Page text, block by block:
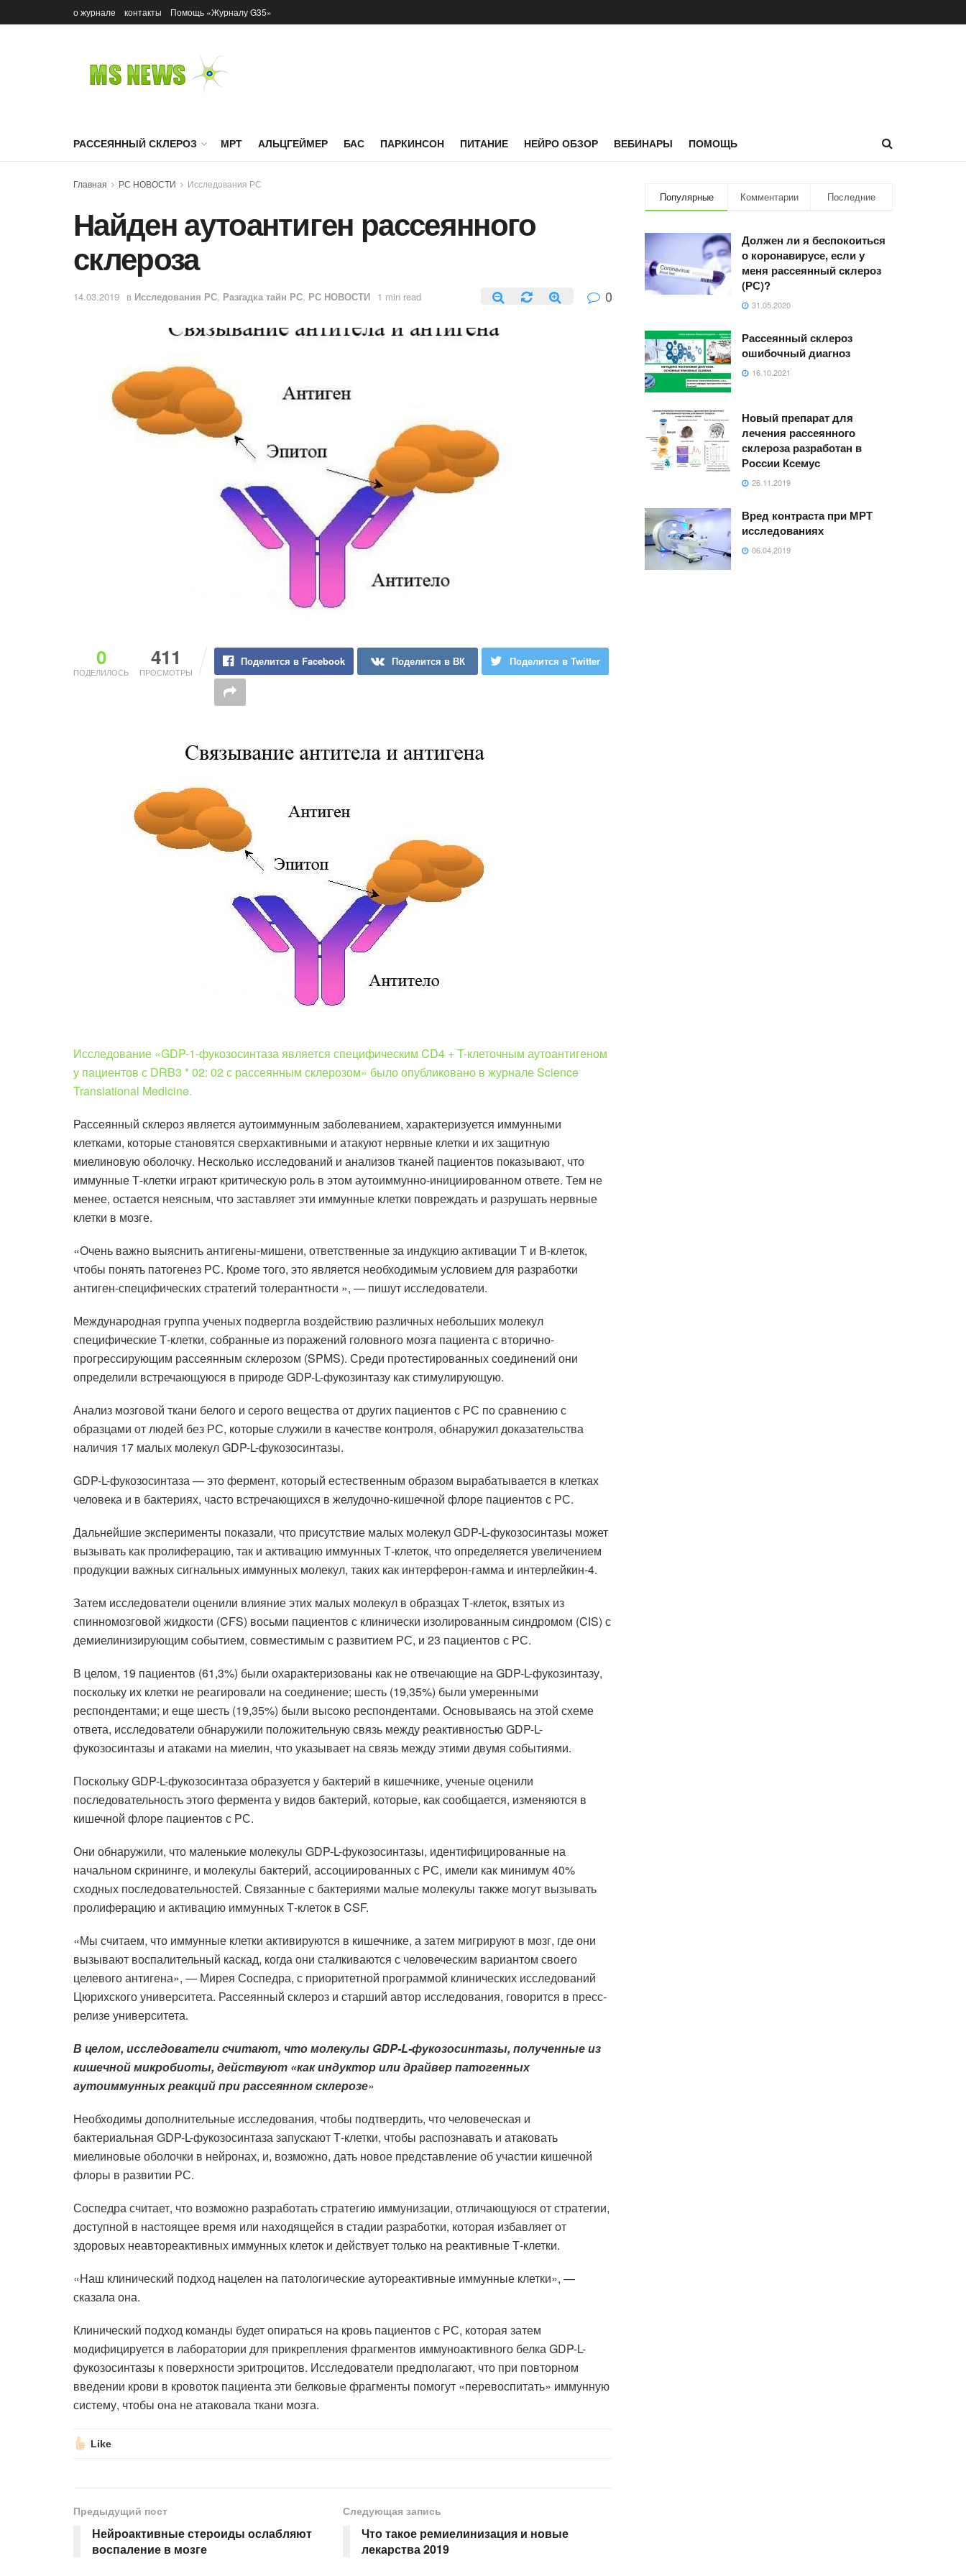
о журнале контакты Помощь «Журналу G35»
РАССЕЯННЫЙ СКЛЕРОЗ МРТ АЛЬЦГЕЙМЕР БАС ПАРКИНСОН ПИТАНИЕ НЕЙРО ОБЗОР ВЕБИНАРЫ ПОМОЩЬ
Главная РС НОВОСТИ Исследования РС
Найден аутоантиген рассеянного
склероза
14.03.2019 в Исследования РС, Разгадка тайн РС, РС НОВОСТИ 1 min read 0
0
ПОДЕЛИЛОСЬ
411
ПРОСМОТРЫ
Поделится в Facebook Поделится в ВК Поделится в Twitter
Исследование «GDP-1-фукозосинтаза является специфическим CD4 + T-клеточным аутоантигеном
у пациентов с DRB3 * 02: 02 с рассеянным склерозом» было опубликовано в журнале Science
Translational Medicine.
Рассеянный склероз является аутоиммунным заболеванием, характеризуется иммунными
клетками, которые становятся сверхактивными и атакуют нервные клетки и их защитную
миелиновую оболочку. Несколько исследований и анализов тканей пациентов показывают, что
иммунные Т-клетки играют критическую роль в этом аутоиммунно-инициированном ответе. Тем не
менее, остается неясным, что заставляет эти иммунные клетки повреждать и разрушать нервные
клетки в мозге.
«Очень важно выяснить антигены-мишени, ответственные за индукцию активации Т и В-клеток,
чтобы понять патогенез РС. Кроме того, это является необходимым условием для разработки
антиген-специфических стратегий толерантности », — пишут исследователи.
Международная группа ученых подвергла воздействию различных небольших молекул
специфические Т-клетки, собранные из поражений головного мозга пациента с вторично-
прогрессирующим рассеянным склерозом (SPMS). Среди протестированных соединений они
определили встречающуюся в природе GDP-L-фукозинтазу как стимулирующую.
Анализ мозговой ткани белого и серого вещества от других пациентов с РС по сравнению с
образцами от людей без РС, которые служили в качестве контроля, обнаружил доказательства
наличия 17 малых молекул GDP-L-фукозосинтазы.
GDP-L-фукозосинтаза — это фермент, который естественным образом вырабатывается в клетках
человека и в бактериях, часто встречающихся в желудочно-кишечной флоре пациентов с РС.
Дальнейшие эксперименты показали, что присутствие малых молекул GDP-L-фукозосинтазы может
вызывать как пролиферацию, так и активацию иммунных Т-клеток, что определяется увеличением
продукции важных сигнальных иммунных молекул, таких как интерферон-гамма и интерлейкин-4.
Затем исследователи оценили влияние этих малых молекул в образцах Т-клеток, взятых из
спинномозговой жидкости (CFS) восьми пациентов с клинически изолированным синдромом (CIS) с
демиелинизирующим событием, совместимым с развитием РС, и 23 пациентов с РС.
В целом, 19 пациентов (61,3%) были охарактеризованы как не отвечающие на GDP-L-фукозинтазу,
поскольку их клетки не реагировали на соединение; шесть (19,35%) были умеренными
респондентами; и еще шесть (19,35%) были высоко респондентами. Основываясь на этой схеме
ответа, исследователи обнаружили положительную связь между реактивностью GDP-L-
фукозосинтазы и атаками на миелин, что указывает на связь между этими двумя событиями.
Поскольку GDP-L-фукозосинтаза образуется у бактерий в кишечнике, ученые оценили
последовательность этого фермента у видов бактерий, которые, как сообщается, изменяются в
кишечной флоре пациентов с РС.
Они обнаружили, что маленькие молекулы GDP-L-фукозосинтазы, идентифицированные на
начальном скрининге, и молекулы бактерий, ассоциированных с РС, имели как минимум 40%
сходных последовательностей. Связанные с бактериями малые молекулы также могут вызывать
пролиферацию и активацию иммунных Т-клеток в CSF.
«Мы считаем, что иммунные клетки активируются в кишечнике, а затем мигрируют в мозг, где они
вызывают воспалительный каскад, когда они сталкиваются с человеческим вариантом своего
целевого антигена», — Мирея Соспедра, с приоритетной программой клинических исследований
Цюрихского университета. Рассеянный склероз и старший автор исследования, говорится в пресс-
релизе университета.
В целом, исследователи считают, что молекулы GDP-L-фукозосинтазы, полученные из
кишечной микробиоты, действуют «как индуктор или драйвер патогенных
аутоиммунных реакций при рассеянном склерозе»
Необходимы дополнительные исследования, чтобы подтвердить, что человеческая и
бактериальная GDP-L-фукозосинтаза запускают Т-клетки, чтобы распознавать и атаковать
миелиновые оболочки в нейронах, и, возможно, дать новое представление об участии кишечной
флоры в развитии РС.
Соспедра считает, что возможно разработать стратегию иммунизации, отличающуюся от стратегии,
доступной в настоящее время или находящейся в стадии разработки, которая избавляет от
здоровых неавтореактивных иммунных клеток и действует только на реактивные Т-клетки.
«Наш клинический подход нацелен на патологические аутореактивные иммунные клетки», —
сказала она.
Клинический подход команды будет опираться на кровь пациентов с РС, которая затем
модифицируется в лаборатории для прикрепления фрагментов иммуноактивного белка GDP-L-
фукозосинтазы к поверхности эритроцитов. Исследователи предполагают, что при повторном
введении крови в кровоток пациента эти белковые фрагменты помогут «перевоспитать» иммунную
систему, чтобы она не атаковала ткани мозга.
Like
Предыдущий пост
Нейроактивные стероиды ослабляют
воспаление в мозге
Следующая запись
Что такое ремиелинизация и новые
лекарства 2019
Популярные Комментарии Последние
Должен ли я беспокоиться
о коронавирусе, если у
меня рассеянный склероз
(РС)?
31.05.2020
Рассеянный склероз
ошибочный диагноз
16.10.2021
Новый препарат для
лечения рассеянного
склероза разработан в
России Ксемус
26.11.2019
Вред контраста при МРТ
исследованиях
06.04.2019